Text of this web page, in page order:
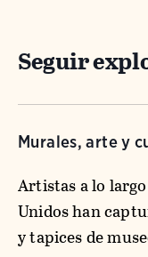
Seguir
Murales, arte y
Artistas a lo
Unidos han
y tapices de